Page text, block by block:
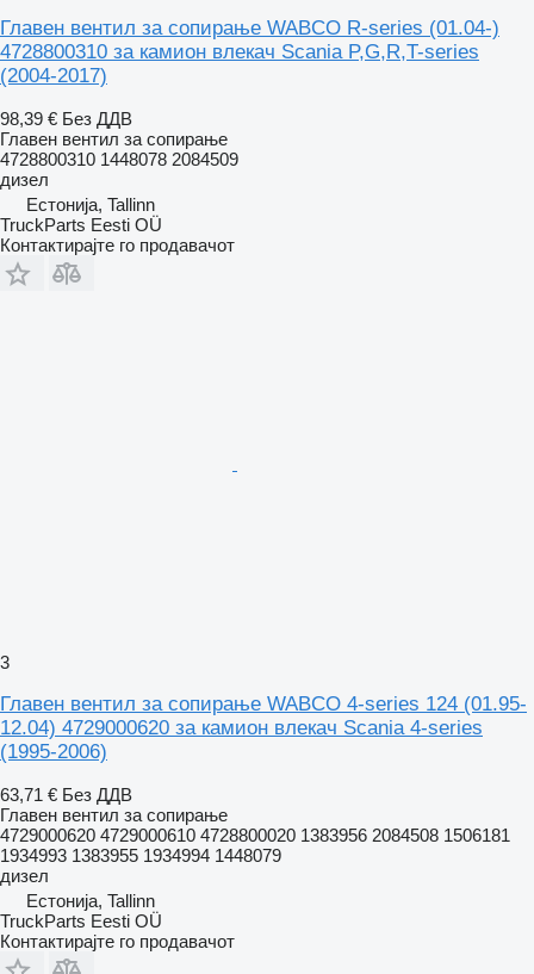
Главен вентил за сопирање WABCO R-series (01.04-)
4728800310 за камион влекач Scania P,G,R,T-series
(2004-2017)
98,39 € Без ДДВ
Главен вентил за сопирање
4728800310 1448078 2084509
дизел
Естонија, Tallinn
TruckParts Eesti OÜ
Контактирајте го продавачот
3
Главен вентил за сопирање WABCO 4-series 124 (01.95-
12.04) 4729000620 за камион влекач Scania 4-series
(1995-2006)
63,71 € Без ДДВ
Главен вентил за сопирање
4729000620 4729000610 4728800020 1383956 2084508 1506181
1934993 1383955 1934994 1448079
дизел
Естонија, Tallinn
TruckParts Eesti OÜ
Контактирајте го продавачот